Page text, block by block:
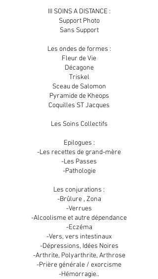
III SOINS A DISTANCE :
Support Photo
Sans Support
Les ondes de formes :
Fleur de Vie
Décagone
Triskel
Sceau de Salomon
Pyramide de Kheops
Coquilles ST Jacques
Les Soins Collectifs
Epilogues :
-Les recettes de grand-mère
-Les Passes
-Pathologie
Les conjurations :
-Brûlure , Zona
-Verrues
-Alcoolisme et autre dépendance
-Eczéma
-Vers, vers intestinaux
-Dépressions, Idées Noires
-Arthrite, Polyarthrite, Arthrose
-Prière générale / exorcisme
-Hémorragie..